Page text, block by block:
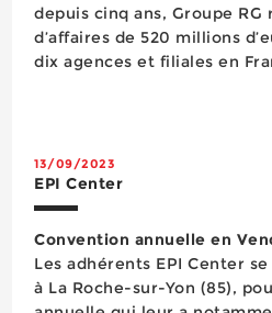
depuis cinq ans, Groupe
d’affaires de 520 millions
dix agences et filiales en
13/09/2023
EPI Center
Convention annuelle en
Les adhérents EPI Center
à La Roche-sur-Yon (85),